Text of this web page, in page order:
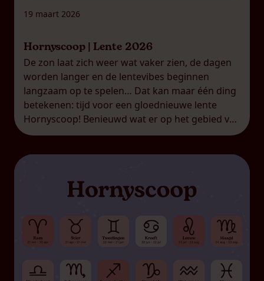
19 maart 2026
Hornyscoop | Lente 2026
De zon laat zich weer wat vaker zien, de dagen
worden langer en de lentevibes beginnen
langzaam op te spelen… Dat kan maar één ding
betekenen: tijd voor een gloednieuwe lente
Hornyscoop! Benieuwd wat er op het gebied van
liefde, spanning en een beetje ondeugendheid